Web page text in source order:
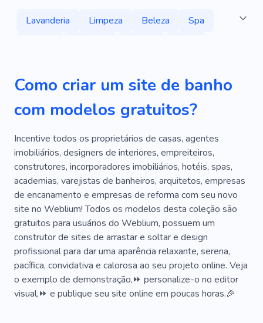
Lavanderia Limpeza Beleza
Spa
Corpo
Cuidados Com a Pele
Cosméticos
Tatuagem
Organização Festa
Feriado
Ar Condicionado
Garantia
Terapia
Relaxar Calma
Relaxante
Óleos
Cheiro
Restauração
Massagem
Amor Lar
Rápido
Spa Automático
Alta Qualidade
Especialista
Equipamento
Limpeza Química
Lavagem a Seco
Manutenção
Como criar um site de banho
com modelos gratuitos?
Incentive todos os proprietários de casas, agentes
imobiliários, designers de interiores, empreiteiros,
construtores, incorporadores imobiliários, hotéis, spas,
academias, varejistas de banheiros, arquitetos, empresas
de encanamento e empresas de reforma com seu novo
site no Weblium! Todos os modelos desta coleção são
gratuitos para usuários do Weblium, possuem um
construtor de sites de arrastar e soltar e design
profissional para dar uma aparência relaxante, serena,
pacífica, convidativa e calorosa ao seu projeto online. Veja
o exemplo de demonstração,⏩ personalize-o no editor
visual,⏩ e publique seu site online em poucas horas.🎉